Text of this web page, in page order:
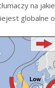
na
globalne